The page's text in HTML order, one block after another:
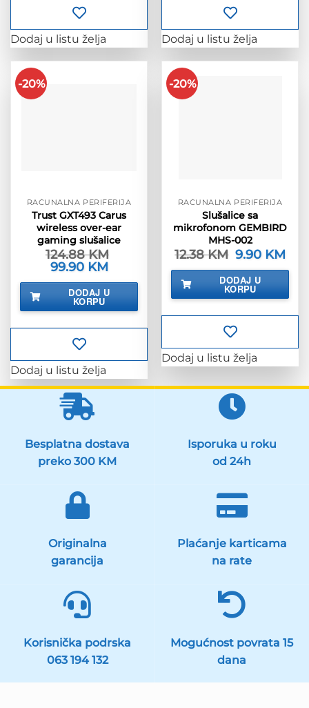
Dodaj u listu želja Dodaj u listu želja
-20%
RAČUNALNA PERIFERIJA
Trust GXT493 Carus
wireless over-ear
gaming slušalice
124.88KM
Izvorna
cijena
bila
124.88 KM.
99.90 KM
je:
99.90 KM.
DODAJ U
KORPU
Dodaj u listu želja
-20%
RAČUNALNA PERIFERIJA
Slušalice sa
mikrofonom GEMBIRD
MHS-002
12.38KM Izvorna
cijena
bila
je:
12.38 KM.
9.90 KM
je:
DODAJ U
KORPU
Dodaj u listu želja
Besplatna dostava
preko 300 KM
Isporuka u roku
od 24h
Originalna
garancija
Plaćanje karticama
na rate
Korisnička podrska
063 194 132
Mogućnost povrata 15
dana